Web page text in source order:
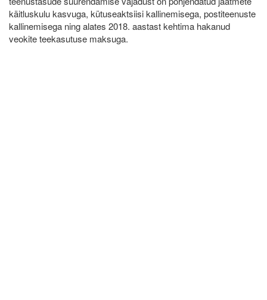
käitluskulu kasvuga, kütuseaktsiisi kallinemisega, postiteenuste
kallinemisega ning alates 2018. aastast kehtima hakanud
veokite teekasutuse maksuga.